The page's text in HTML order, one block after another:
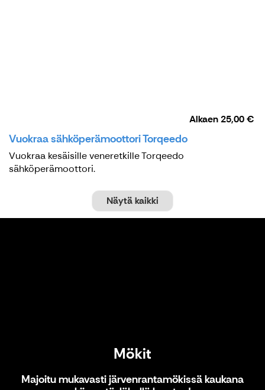
Alkaen25,00 €
Vuokraa sähköperämoottori Torqeedo
Vuokraa kesäisille veneretkille Torqeedo
sähköperämoottori.
Näytä kaikki
Mökit
Majoitu mukavasti järvenrantamökissä kaukana